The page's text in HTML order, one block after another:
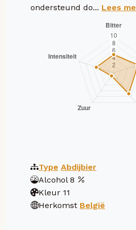
ondersteund do... Lees
Type Abdijbier
Alcohol 8
Kleur 11
Herkomst België